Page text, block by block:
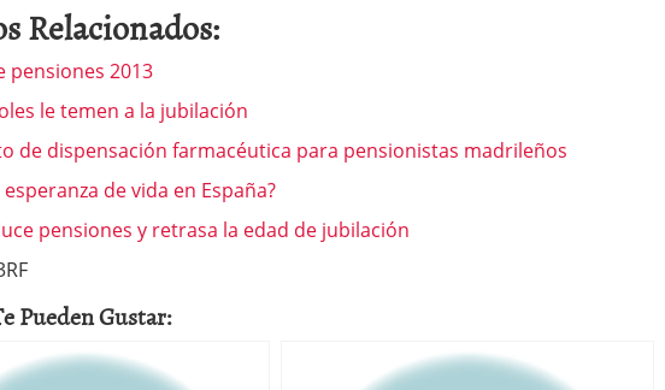
Relacionados:
pensiones 2013
le temen a la jubilación
de dispensación farmacéutica para pensionistas madrileños
esperanza de vida en España?
pensiones y retrasa la edad de jubilación
Pueden Gustar: